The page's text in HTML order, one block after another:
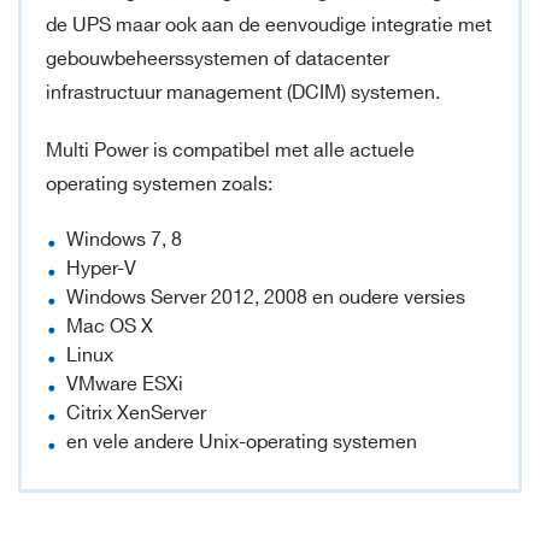
de UPS maar ook aan de eenvoudige integratie met
gebouwbeheerssystemen of datacenter
infrastructuur management (DCIM) systemen.
Multi Power is compatibel met alle actuele
operating systemen zoals:
Windows 7, 8
Hyper-V
Windows Server 2012, 2008 en oudere versies
Mac OS X
Linux
VMware ESXi
Citrix XenServer
en vele andere Unix-operating systemen